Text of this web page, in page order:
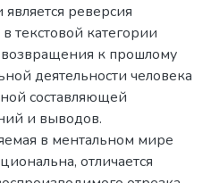
реверсия
текстовой категории
к прошлому
деятельности человека
составляющей
и выводов.
в ментальном мире
отличается